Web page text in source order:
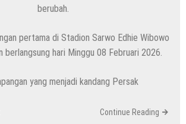
berubah.
pertama di Stadion Sarwo Edhie Wibowo
berlangsung hari Minggu 08 Februari 2026.
yang menjadi kandang Persak
Continue Reading